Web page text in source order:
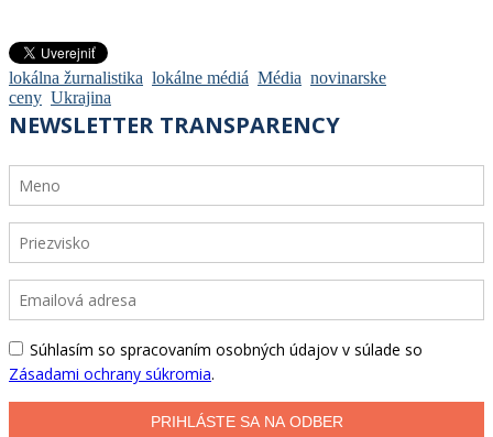
lokálna žurnalistika lokálne médiá Média novinarske
ceny Ukrajina